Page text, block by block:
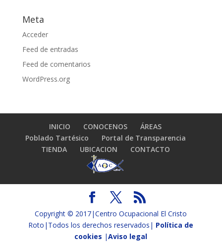
Meta
Acceder
Feed de entradas
Feed de comentarios
WordPress.org
INICIO CONOCENOS
ÁREAS
Poblado Tartésico
Portal de Transparencia
TIENDA
UBICACION CONTACTO
Copyright © 2017|Centro Ocupacional El Cristo
Roto|Todos los derechos reservados| Política de
cookies |Aviso legal